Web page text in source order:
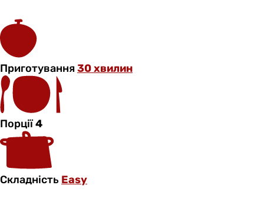
Приготування30 хвилин
Порції4
Складність Easy